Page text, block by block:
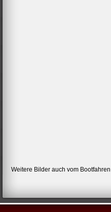
Weitere Bilder auch vom